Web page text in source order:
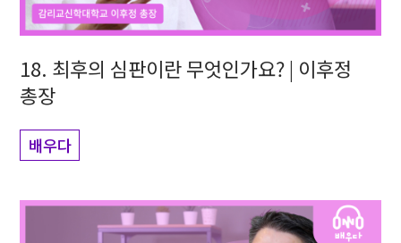
18. 최후의 심판이란 무엇인가요? | 이후정
총장
배우다